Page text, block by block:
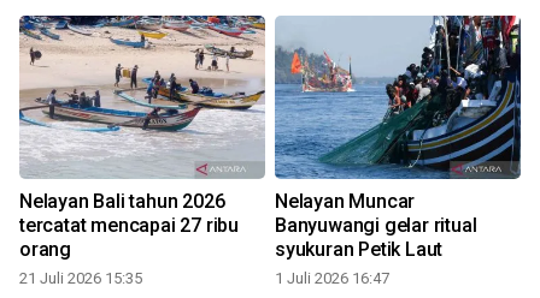
Nelayan Bali tahun 2026
tercatat mencapai 27 ribu
orang
21 Juli 2026 15:35
Nelayan Muncar
Banyuwangi gelar ritual
syukuran Petik Laut
1 Juli 2026 16:47